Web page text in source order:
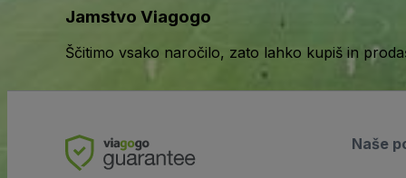
Jamstvo Viagogo
Ščitimo vsako naročilo, zato lahko kupiš in
Naše